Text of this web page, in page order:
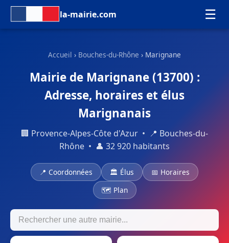
la-mairie.com ☰
Accueil › Bouches-du-Rhône › Marignane
Mairie de Marignane (13700) :
Adresse, horaires et élus
Marignanais
🏢 Provence-Alpes-Côte d'Azur • 📍 Bouches-du-
Rhône • 👤 32 920 habitants
📍 Coordonnées 🏛 Élus
📅 Horaires
🗺 Plan